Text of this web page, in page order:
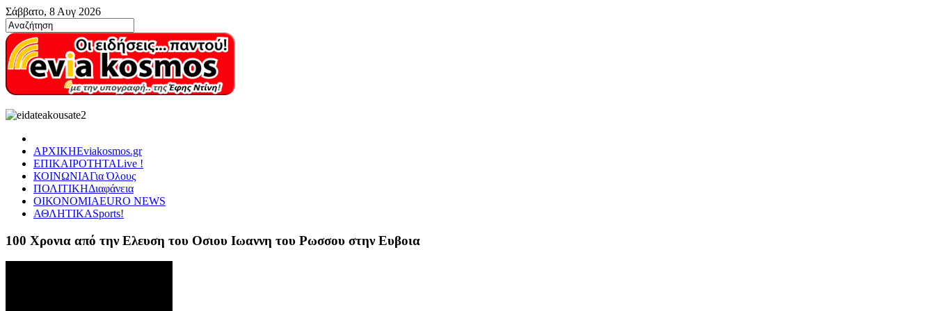
Σάββατο, 8 Αυγ 2026
ΑΡΧΙΚΗEviakosmos.gr
ΕΠΙΚΑΙΡΟΤΗΤΑLive !
ΚΟΙΝΩΝΙΑΓια Όλους
ΠΟΛΙΤΙΚΗΔιαφάνεια
ΟΙΚΟΝΟΜΙΑEURO NEWS
ΑΘΛΗΤΙΚΑSports!
100 Χρονια από την Ελευση του Οσιου Ιωαννη του Ρωσσου στην Ευβοια